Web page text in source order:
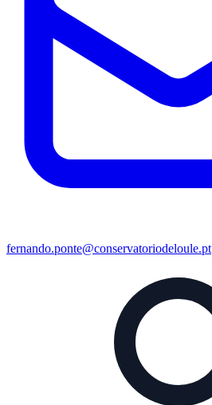
fernando.ponte@conservatoriodeloule.pt